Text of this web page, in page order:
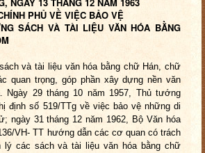
NGÀY 13 THÁNG 12 NĂM 1963
PHỦ VỀ VIỆC BẢO VỆ
SÁCH VÀ TÀI LIỆU VĂN HÓA BẰNG
và tài liệu văn hóa bằng chữ Hán, chữ
quan trọng, góp phần xây dựng nền văn
Ngày 29 tháng 10 năm 1957, Thủ tướng
định số 519/TTg về việc bảo vệ những di
ngày 31 tháng 12 năm 1962, Bộ Văn hóa
VH- TT hướng dẫn các cơ quan có trách
lý các sách và tài liệu văn hóa bằng chữ